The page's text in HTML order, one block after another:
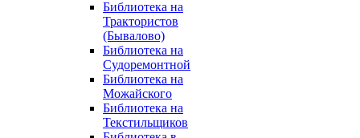
Библиотека на
Трактористов
(Бывалово)
Библиотека на
Судоремонтной
Библиотека на
Можайского
Библиотека на
Текстильщиков